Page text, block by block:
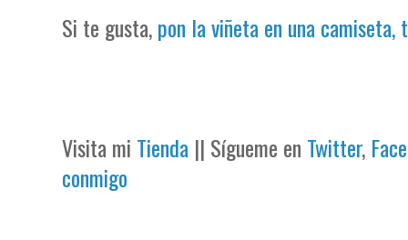
Si te gusta,pon la viñeta en una camiseta,
Visita mi Tienda || Sígueme en Twitter,
conmigo